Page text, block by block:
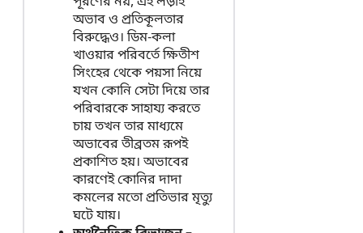
অভাব ও প্রতিকূলতার
বিরুদ্ধেও। ডিম-কলা
খাওয়ার পরিবর্তে ক্ষিতীশ
সিংহের থেকে পয়সা নিয়ে
যখন কোনি সেটা দিয়ে তার
পরিবারকে সাহায্য করতে
চায় তখন তার মাধ্যমে
অভাবের তীব্রতম রূপই
প্রকাশিত হয়। অভাবের
কারণেই কোনির দাদা
কমলের মতো প্রতিভার মৃত্যু
ঘটে যায়।